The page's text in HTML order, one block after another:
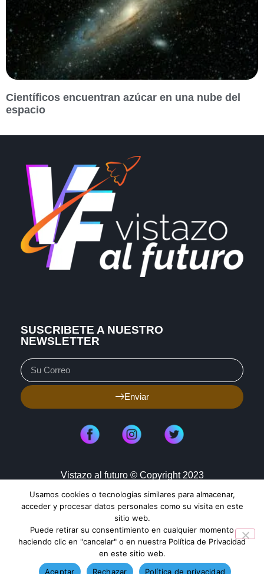
Científicos encuentran azúcar en una nube del
espacio
SUSCRIBETE A NUESTRO
NEWSLETTER
Enviar
Vistazo al futuro © Copyright 2023
Aviso de Privacidad
Política de Cookies
Mapa de Sitio
TENDENCIAS HOY
Usamos cookies o tecnologías similares para almacenar,
acceder y procesar datos personales como su visita en este
sitio web.
Puede retirar su consentimiento en cualquier momento
haciendo clic en "cancelar" o en nuestra Política de Privacidad
en este sitio web.
Aceptar
Rechazar Política de privacidad